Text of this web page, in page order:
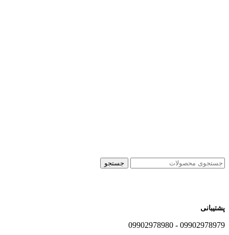
جستجو
پشتیبانی
09902978979 - 09902978980